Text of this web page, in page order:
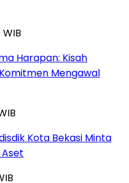
Harapan: Kisah
Komitmen Mengawal
Kota Bekasi Minta